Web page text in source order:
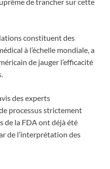
constituent des
à l’échelle mondiale, a
de jauger l’efficacité
des experts
processus strictement
de la FDA ont déjà été
de l’interprétation des